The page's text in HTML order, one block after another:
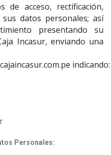
de acceso, rectificación,
datos personales; así
presentando su
Incasur, enviando una
indicando:
Personales: